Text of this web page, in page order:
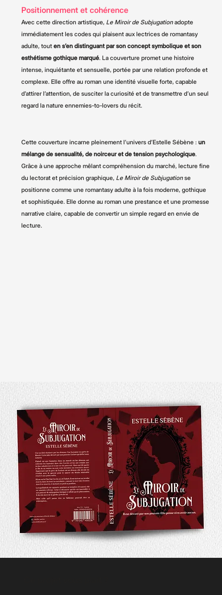
Positionnement et cohérence
Avec cette direction artistique, Le Miroir de Subjugationadopte
immédiatement les codes qui plaisent aux lectrices de romantasy
adulte, tout en s’en distinguant par son concept symbolique et son
esthétisme gothique marqué. La couverture promet une histoire
intense, inquiétante et sensuelle, portée par une relation profonde et
complexe. Elle offre au roman une identité visuelle forte, capable
d’attirer l’attention, de susciter la curiosité et de transmettre d’un seul
regard la nature ennemies-to-lovers du récit.
Cette couverture incarne pleinement l’univers d’Estelle Sébène : un
mélange de sensualité, de noirceur et de tension psychologique.
Grâce à une approche mêlant compréhension du marché, lecture fine
du lectorat et précision graphique, Le Miroir de Subjugationse
positionne comme une romantasy adulte à la fois moderne, gothique
et sophistiquée. Elle donne au roman une prestance et une promesse
narrative claire, capable de convertir un simple regard en envie de
lecture.